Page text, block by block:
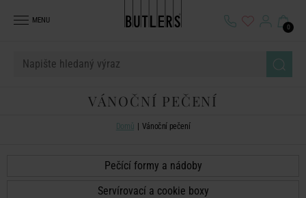
MENU
0
VÁNOČNÍ PEČENÍ
Domů Vánoční pečení
Pečící formy a nádoby
Servírovací a cookie boxy